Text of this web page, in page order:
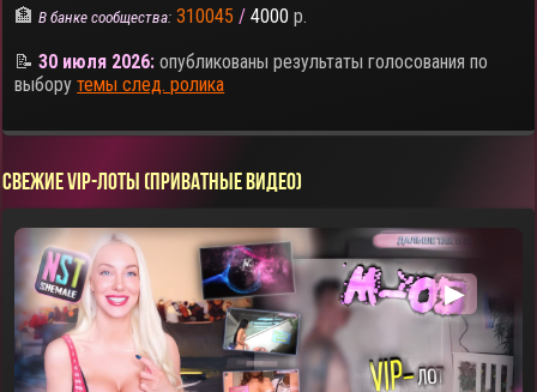
🏦В банке сообщества: 310045 / 4000 р.
📝30 июля 2026: опубликованы результаты голосования по
выборутемы след. ролика
СВЕЖИЕ VIP-ЛОТЫ (ПРИВАТНЫЕ ВИДЕО)
▶